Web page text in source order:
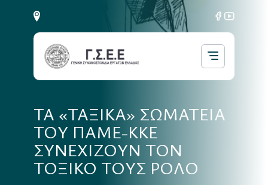
ΤΑ «ΤΑΞΙΚΑ» ΣΩΜΑΤΕΙΑ
ΤΟΥ ΠΑΜΕ-ΚΚΕ
ΣΥΝΕΧΙΖΟΥΝ ΤΟΝ
ΤΟΞΙΚΟ ΤΟΥΣ ΡΟΛΟ